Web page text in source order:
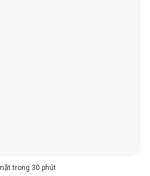
trong 30 phút